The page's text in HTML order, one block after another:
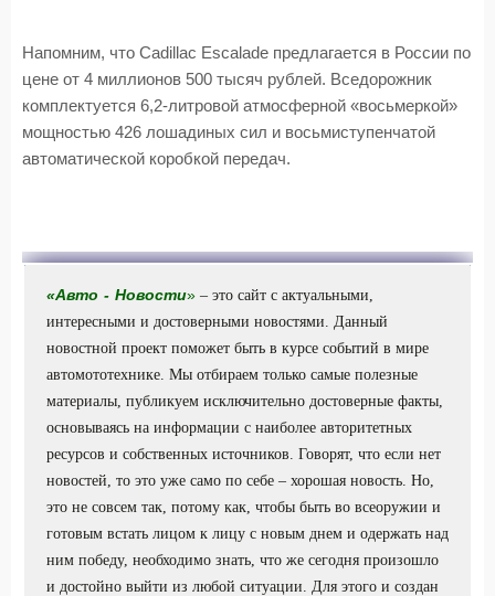
Напомним, что Cadillac Escalade предлагается в России по
цене от 4 миллионов 500 тысяч рублей. Вседорожник
комплектуется 6,2-литровой атмосферной «восьмеркой»
мощностью 426 лошадиных сил и восьмиступенчатой
автоматической коробкой передач.
«Авто -Новости» – это сайт с актуальными,
интересными и достоверными новостями. Данный
новостной проект поможет быть в курсе событий в мире
автомототехнике. Мы отбираем только самые полезные
материалы, публикуем исключительно достоверные факты,
основываясь на информации с наиболее авторитетных
ресурсов и собственных источников. Говорят, что если нет
новостей, то это уже само по себе – хорошая новость. Но,
это не совсем так, потому как, чтобы быть во всеоружии и
готовым встать лицом к лицу с новым днем и одержать над
ним победу, необходимо знать, что же сегодня произошло
и достойно выйти из любой ситуации. Для этого и создан